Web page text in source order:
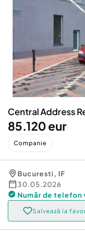
Servicii
Animale de
Afaceri și
Inchiriere Bunuri si
Utilaje agricole si
Piese auto si
Dacia Duster
Central Address
85.120 eur
Companie
Bucuresti, IF
30.05.2026
Număr de telefon
Salvează la